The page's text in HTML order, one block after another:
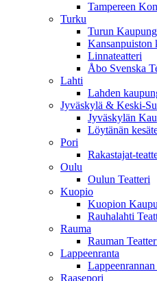
Tampereen
Turku
Turun
Kansanpuiston
Linnateatteri
Åbo Svenska
Lahti
Lahden
Jyväskylä & Keski-
Jyväskylän
Löytänän
Pori
Rakastajat-
Oulu
Oulun Teatteri
Kuopio
Kuopion
Rauhalahti
Rauma
Rauman
Lappeenranta
Lappeenrannan
Raasepori